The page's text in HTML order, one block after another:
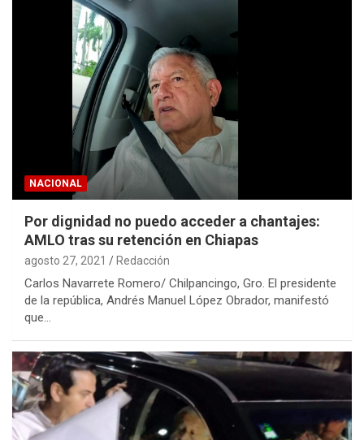
NACIONAL
Por dignidad no puedo acceder a chantajes:
AMLO tras su retención en Chiapas
agosto 27, 2021 Redacción
Carlos Navarrete Romero/ Chilpancingo, Gro. El presidente
de la república, Andrés Manuel López Obrador, manifestó
que…